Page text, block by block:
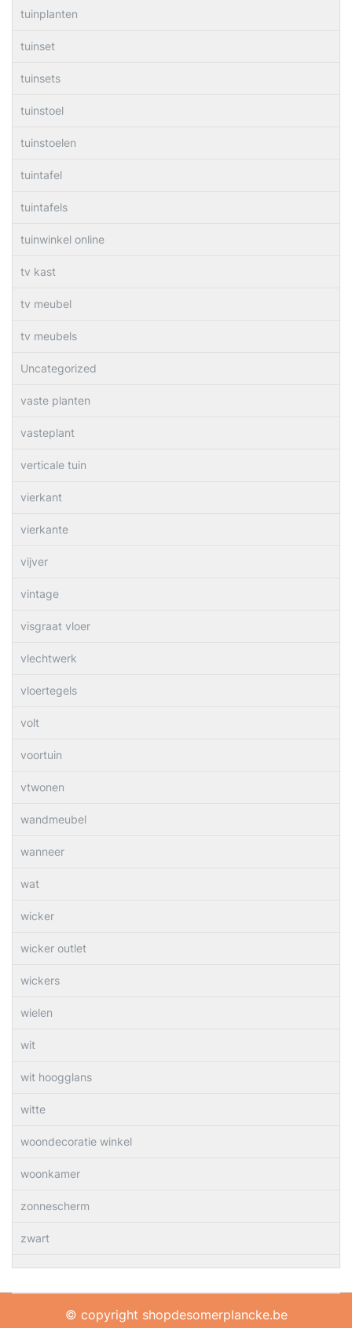
tuinplanten
tuinset
tuinsets
tuinstoel
tuinstoelen
tuintafel
tuintafels
tuinwinkel online
tv kast
tv meubel
tv meubels
Uncategorized
vaste planten
vasteplant
verticale tuin
vierkant
vierkante
vijver
vintage
visgraat vloer
vlechtwerk
vloertegels
volt
voortuin
vtwonen
wandmeubel
wanneer
wat
wicker
wicker outlet
wickers
wielen
wit
wit hoogglans
witte
woondecoratie winkel
woonkamer
zonnescherm
zwart
© copyright shopdesomerplancke.be